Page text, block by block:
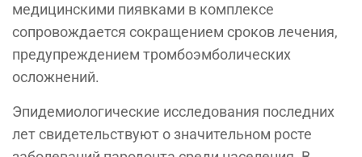
медицинскими пиявками в комплексе
сопровождается сокращением сроков лечения,
предупреждением тромбоэмболических
осложнений.
Эпидемиологические исследования последних
лет свидетельствуют о значительном росте